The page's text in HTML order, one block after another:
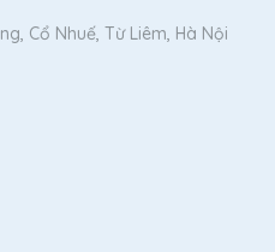
Cổ Nhuế, Từ Liêm, Hà Nội